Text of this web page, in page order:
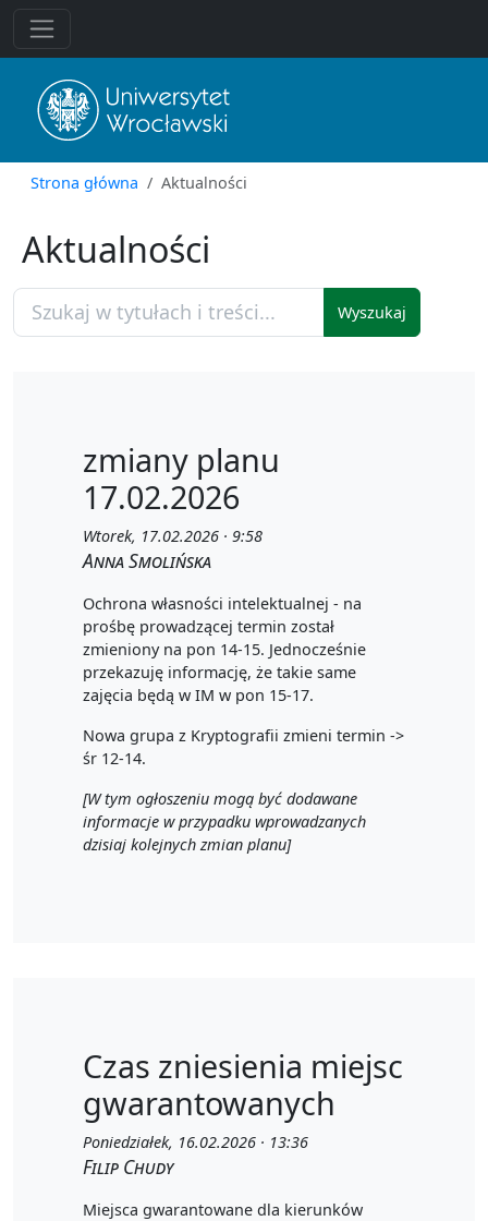
Strona główna Aktualności
Aktualności
Wyszukaj
zmiany planu
17.02.2026
Wtorek, 17.02.2026 · 9:58
Anna Smolińska
Ochrona własności intelektualnej - na
prośbę prowadzącej termin został
zmieniony na pon 14-15. Jednocześnie
przekazuję informację, że takie same
zajęcia będą w IM w pon 15-17.
Nowa grupa z Kryptografii zmieni termin ->
śr 12-14.
[W tym ogłoszeniu mogą być dodawane
informacje w przypadku wprowadzanych
dzisiaj kolejnych zmian planu]
Czas zniesienia miejsc
gwarantowanych
Poniedziałek, 16.02.2026 · 13:36
Filip Chudy
Miejsca gwarantowane dla kierunków